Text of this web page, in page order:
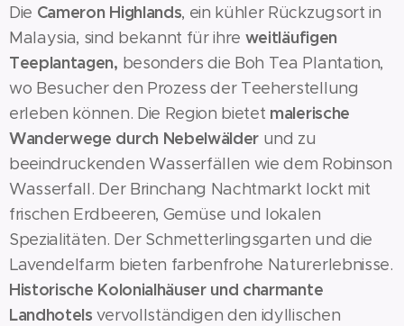
Die Cameron Highlands, ein kühler Rückzugsort in
Malaysia, sind bekannt für ihre weitläufigen
Teeplantagen, besonders die Boh Tea Plantation,
wo Besucher den Prozess der Teeherstellung
erleben können. Die Region bietet malerische
Wanderwege durch Nebelwälder und zu
beeindruckenden Wasserfällen wie dem Robinson
Wasserfall. Der Brinchang Nachtmarkt lockt mit
frischen Erdbeeren, Gemüse und lokalen
Spezialitäten. Der Schmetterlingsgarten und die
Lavendelfarm bieten farbenfrohe Naturerlebnisse.
Historische Kolonialhäuser und charmante
Landhotelsvervollständigen den idyllischen